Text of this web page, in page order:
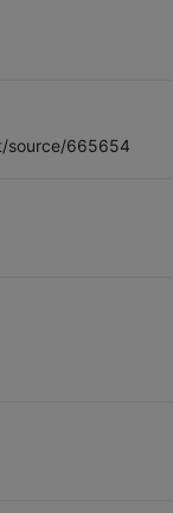
source/665654